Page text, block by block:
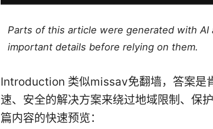
Parts of this article were generated with
important details before relying on them.
Introduction 类似missav免翻墙，答案
速、安全的解决方案来绕过地域限制、保
篇内容的快速预览：